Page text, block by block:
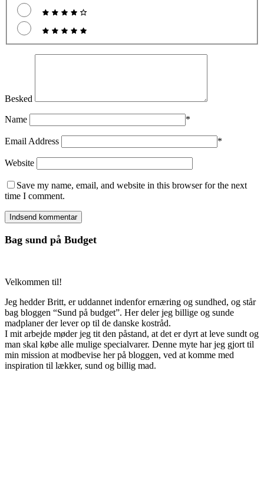
Besked
Name *
Email Address *
Website
Save my name, email, and website in this browser for the next
time I comment.
Bag sund på Budget
Velkommen til!
Jeg hedder Britt, er uddannet indenfor ernæring og sundhed, og står
bag bloggen “Sund på budget”. Her deler jeg billige og sunde
madplaner der lever op til de danske kostråd.
I mit arbejde møder jeg tit den påstand, at det er dyrt at leve sundt og
man skal købe alle mulige specialvarer. Denne myte har jeg gjort til
min mission at modbevise her på bloggen, ved at komme med
inspiration til lækker, sund og billig mad.